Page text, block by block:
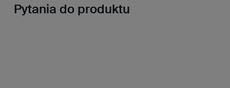
Pytania do produktu